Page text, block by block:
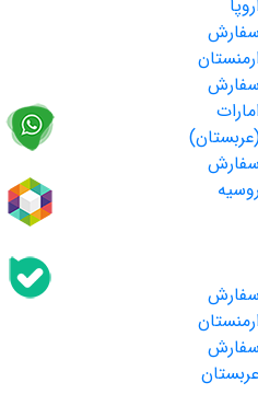
سفارش
سفارش
سفارش
روسیه
سفارش
سفارش
عربستان